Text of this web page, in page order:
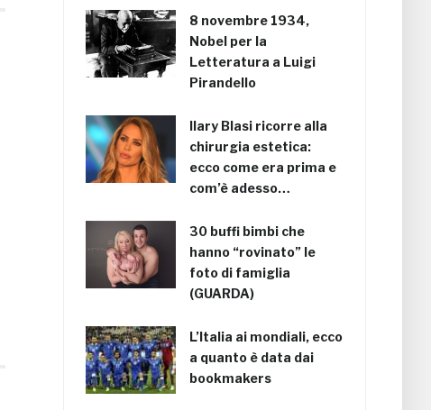
8 novembre 1934,
Nobel per la
Letteratura a Luigi
Pirandello
Ilary Blasi ricorre alla
chirurgia estetica:
ecco come era prima e
com’è adesso…
30 buffi bimbi che
hanno “rovinato” le
foto di famiglia
(GUARDA)
L’Italia ai mondiali, ecco
a quanto è data dai
bookmakers